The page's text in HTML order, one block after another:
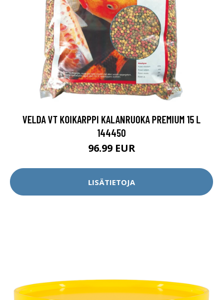
VELDA VT KOIKARPPI KALANRUOKA PREMIUM 15 L
144450
96.99 EUR
LISÄTIETOJA